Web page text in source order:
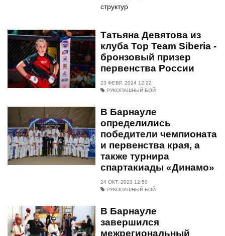
структур
Татьяна Девятова из
клуба Top Team Siberia -
бронзовый призер
первенства России
23 ФЕВР. 2024 12:22
РУКОПАШНЫЙ БОЙ
В Барнауле
определились
победители чемпионата
и первенства края, а
также турнира
спартакиады «Динамо»
24 ОКТ. 2023 12:50
РУКОПАШНЫЙ БОЙ
В Барнауле
завершился
межрегиональный